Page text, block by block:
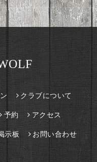
クラブについて
予約 アクセス
示板 お問い合わせ